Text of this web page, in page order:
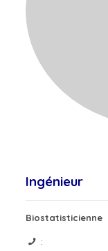
Ingénieur
Biostatisticienne
: